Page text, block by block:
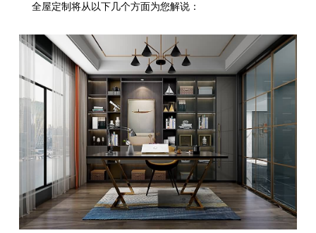
全屋定制将从以下几个方面为您解说：